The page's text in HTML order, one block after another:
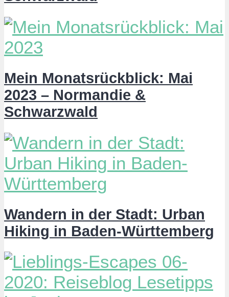
Mein Monatsrückblick: Mai
2023 – Normandie &
Schwarzwald
Wandern in der Stadt: Urban
Hiking in Baden-Württemberg